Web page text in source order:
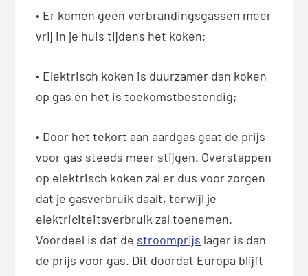
• Er komen geen verbrandingsgassen meer
vrij in je huis tijdens het koken;
• Elektrisch koken is duurzamer dan koken
op gas én het is toekomstbestendig;
• Door het tekort aan aardgas gaat de prijs
voor gas steeds meer stijgen. Overstappen
op elektrisch koken zal er dus voor zorgen
dat je gasverbruik daalt, terwijl je
elektriciteitsverbruik zal toenemen.
Voordeel is dat de stroomprijs lager is dan
de prijs voor gas. Dit doordat Europa blijft